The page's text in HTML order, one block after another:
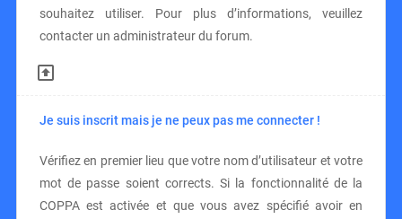
souhaitez utiliser. Pour plus d’informations, veuillez
contacter un administrateur du forum.
Je suis inscrit mais je ne peux pas me connecter !
Vérifiez en premier lieu que votre nom d’utilisateur et votre
mot de passe soient corrects. Si la fonctionnalité de la
COPPA est activée et que vous avez spécifié avoir en